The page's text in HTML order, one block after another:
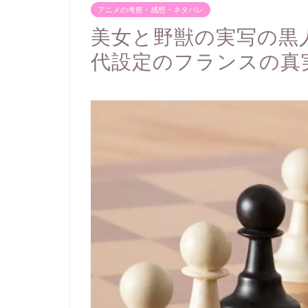
アニメの考察・感想・ネタバレ
美女と野獣の実写の黒
代設定のフランスの真